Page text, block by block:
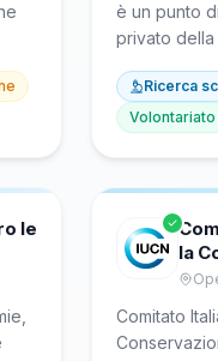
e i
è un punto
privato della
laboratorio
programmi
Ricerca
Volontariato
le
la
Comitato